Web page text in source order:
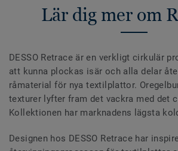
Lär dig mer om
DESSO Retrace är en verkligt cirkulär
att kunna plockas isär och alla delar
råmaterial för nya textilplattor.
texturer lyfter fram det vackra med det
Kollektionen har marknadens lägsta
Designen hos DESSO Retrace har